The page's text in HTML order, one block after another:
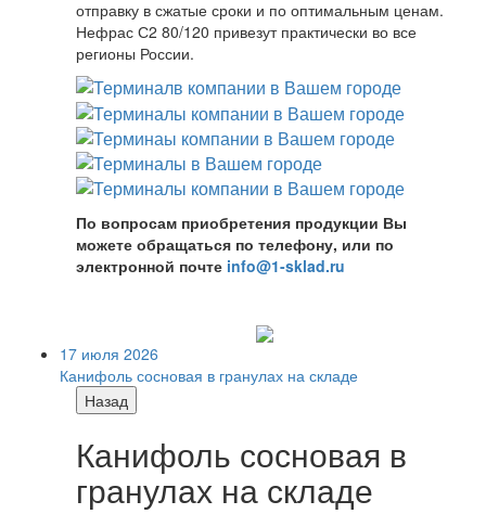
отправку в сжатые сроки и по оптимальным ценам.
Нефрас С2 80/120 привезут практически во все
регионы России.
По вопросам приобретения продукции Вы
можете обращаться по телефону, или по
электронной почте info@1-sklad.ru
17 июля 2026
Канифоль сосновая в гранулах на складе
Назад
Канифоль сосновая в
гранулах на складе